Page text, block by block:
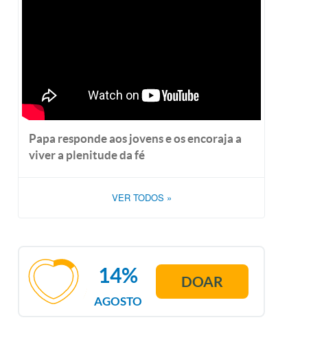
Papa responde aos jovens e os encoraja a
viver a plenitude da fé
VER TODOS »
AGOSTO
14% DOAR